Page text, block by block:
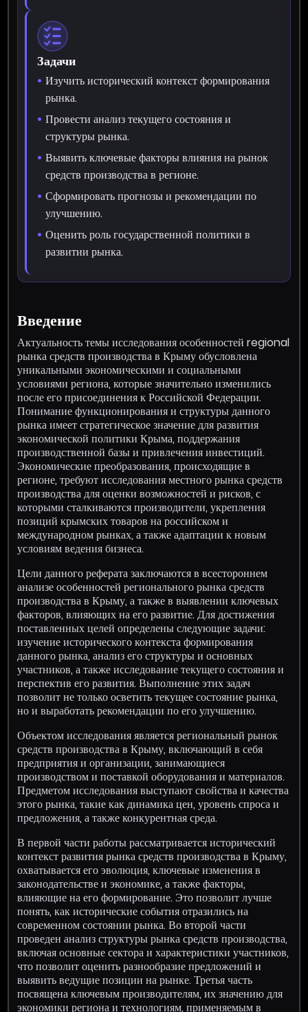
Задачи
Изучить исторический контекст формирования
рынка.
Провести анализ текущего состояния и
структуры рынка.
Выявить ключевые факторы влияния на рынок
средств производства в регионе.
Сформировать прогнозы и рекомендации по
улучшению.
Оценить роль государственной политики в
развитии рынка.
Введение
Актуальность темы исследования особенностей regional
рынка средств производства в Крыму обусловлена
уникальными экономическими и социальными
условиями региона, которые значительно изменились
после его присоединения к Российской Федерации.
Понимание функционирования и структуры данного
рынка имеет стратегическое значение для развития
экономической политики Крыма, поддержания
производственной базы и привлечения инвестиций.
Экономические преобразования, происходящие в
регионе, требуют исследования местного рынка средств
производства для оценки возможностей и рисков, с
которыми сталкиваются производители, укрепления
позиций крымских товаров на российском и
международном рынках, а также адаптации к новым
условиям ведения бизнеса.
Цели данного реферата заключаются в всестороннем
анализе особенностей регионального рынка средств
производства в Крыму, а также в выявлении ключевых
факторов, влияющих на его развитие. Для достижения
поставленных целей определены следующие задачи:
изучение исторического контекста формирования
данного рынка, анализ его структуры и основных
участников, а также исследование текущего состояния и
перспектив его развития. Выполнение этих задач
позволит не только осветить текущее состояние рынка,
но и выработать рекомендации по его улучшению.
Объектом исследования является региональный рынок
средств производства в Крыму, включающий в себя
предприятия и организации, занимающиеся
производством и поставкой оборудования и материалов.
Предметом исследования выступают свойства и качества
этого рынка, такие как динамика цен, уровень спроса и
предложения, а также конкурентная среда.
В первой части работы рассматривается исторический
контекст развития рынка средств производства в Крыму,
охватывается его эволюция, ключевые изменения в
законодательстве и экономике, а также факторы,
влияющие на его формирование. Это позволит лучше
понять, как исторические события отразились на
современном состоянии рынка. Во второй части
проведен анализ структуры рынка средств производства,
включая основные сектора и характеристики участников,
что позволит оценить разнообразие предложений и
выявить ведущие позиции на рынке. Третья часть
посвящена ключевым производителям, их значению для
экономики региона и технологиям, применяемым в